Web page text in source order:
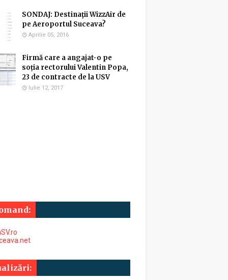
SONDAJ: Destinaţii WizzAir de
pe Aeroportul Suceava?
Aprilie 05, 2016
Firmă care a angajat-o pe
soția rectorului Valentin Popa,
23 de contracte de la USV
Iulie 12, 2017